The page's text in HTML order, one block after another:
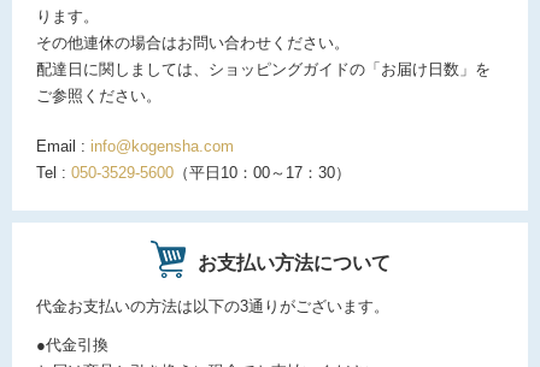
ります。
その他連休の場合はお問い合わせください。
配達日に関しましては、ショッピングガイドの「お届け日数」を
ご参照ください。
Email : info@kogensha.com
Tel : 050-3529-5600 （平日10：00～17：30）
お支払い方法について
代金お支払いの方法は以下の3通りがございます。
●代金引換